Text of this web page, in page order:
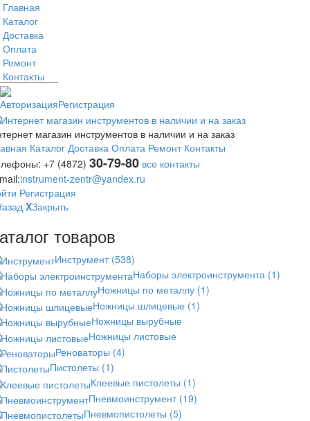
Главная
Каталог
Доставка
Оплата
Ремонт
Контакты
АвторизацияРегистрация
магазин инструментов в наличии и на заказ
Каталог Доставка Оплата Ремонт Контакты
+7 (4872) 30-79-80 все контакты
instrument-zentr@yandex.ru
Регистрация
XЗакрыть
товаров
Инструмент (538)
Наборы электроинструмента (1)
Ножницы по металлу (1)
Ножницы шлицевые (1)
Ножницы вырубные
Ножницы листовые
Реноваторы (4)
Пистолеты (1)
Клеевые пистолеты (1)
Пневмоинструмент (19)
Пневмопистолеты (5)